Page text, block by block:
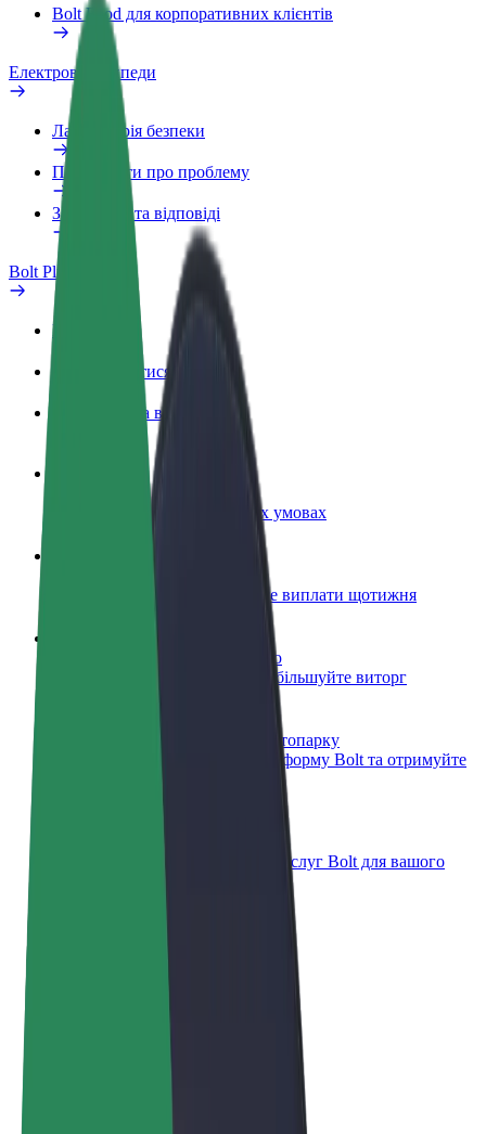
Bolt Food для корпоративних клієнтів
Електровелосипеди
Лабораторія безпеки
Повідомити про проблему
Запитання та відповіді
Bolt Plus
Переваги
Як приєднатися
Запитання та відповіді
Заробляйте гроші на власних умовах
Доставляйте їжу та отримуйте виплати щотижня
Додати ресторан чи крамницю
Залучайте більше клієнтів та збільшуйте виторг
Зареєструватися як власник автопарку
Додайте Ваш автопарк на платформу Bolt та отримуйте
Bolt for Business
Масштабування продуктів та послуг Bolt для вашого